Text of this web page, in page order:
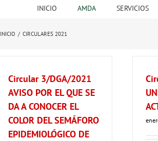
INICIO AMDA SERVICIOS
INICIO / CIRCULARES 2021
Circular 3/DGA/2021
AVISO POR EL QUE SE
DA A CONOCER EL
COLOR DEL SEMÁFORO
EPIDEMIOLÓGICO DE